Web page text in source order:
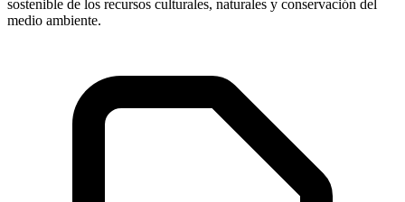
sostenible de los recursos culturales, naturales y conservación del
medio ambiente.